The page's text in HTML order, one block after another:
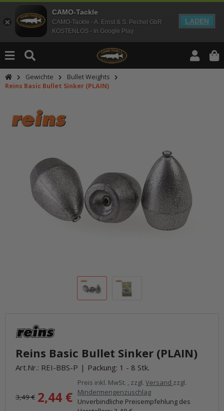
CAMO-Tackle
CAMO-Tackle - A. Ernst & S. Pechel GbR
KOSTENLOS - In Google Play
LADEN
Gewichte
Bullet Weights
Reins Basic Bullet Sinker (PLAIN)
Reins Basic Bullet Sinker (PLAIN)
Art.Nr.: REI-BBS-P Packung: 1 - 8 Stk.
3,49 € 2,44 €
Preis inkl. MwSt. , zzgl. Versand zzgl.
Mindermengenzuschlag
Unverbindliche Preisempfehlung des